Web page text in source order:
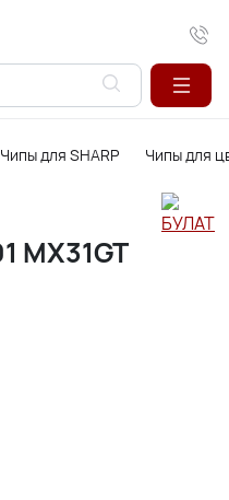
Чипы для SHARP Чипы для
MX31GT